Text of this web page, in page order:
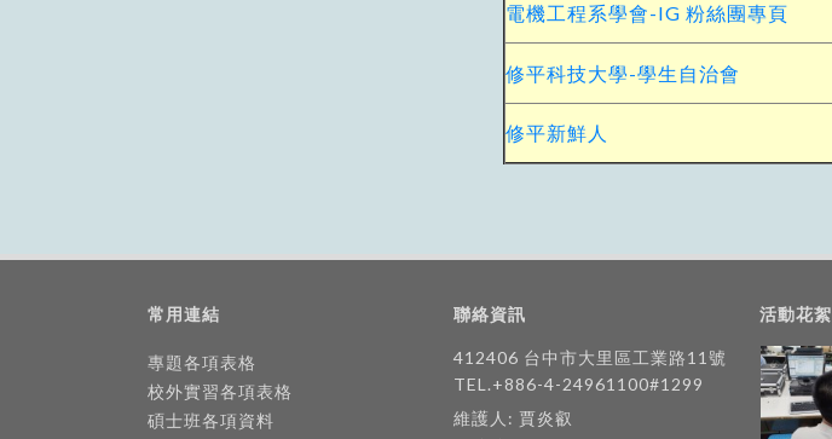
電機工程系學會-IG 粉絲團專頁
修平科技大學-學生自治會
修平新鮮人
常用連結
專題各項表格
校外實習各項表格
碩士班各項資料
聯絡資訊
412406 台中市大里區工業路11號
TEL.+886-4-24961100#1299
維護人: 賈炎叡
活動花絮